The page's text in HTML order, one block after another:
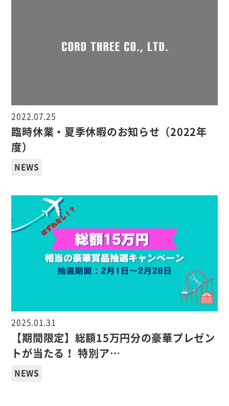
2022.07.25
臨時休業・夏季休暇のお知らせ（2022年
度）
NEWS
2025.01.31
【期間限定】総額15万円分の豪華プレゼン
トが当たる！ 特別ア…
NEWS